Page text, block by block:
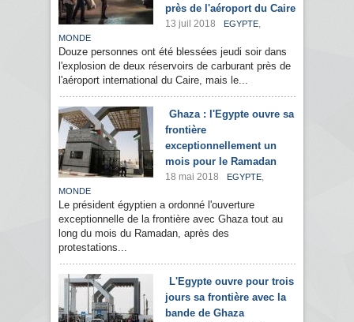
près de l'aéroport du Caire
13 juil 2018 EGYPTE,
MONDE
Douze personnes ont été blessées jeudi soir dans
l'explosion de deux réservoirs de carburant près de
l'aéroport international du Caire, mais le...
Ghaza : l'Egypte ouvre sa
frontière
exceptionnellement un
mois pour le Ramadan
18 mai 2018 EGYPTE,
MONDE
Le président égyptien a ordonné l'ouverture
exceptionnelle de la frontière avec Ghaza tout au
long du mois du Ramadan, après des
protestations...
L'Egypte ouvre pour trois
jours sa frontière avec la
bande de Ghaza